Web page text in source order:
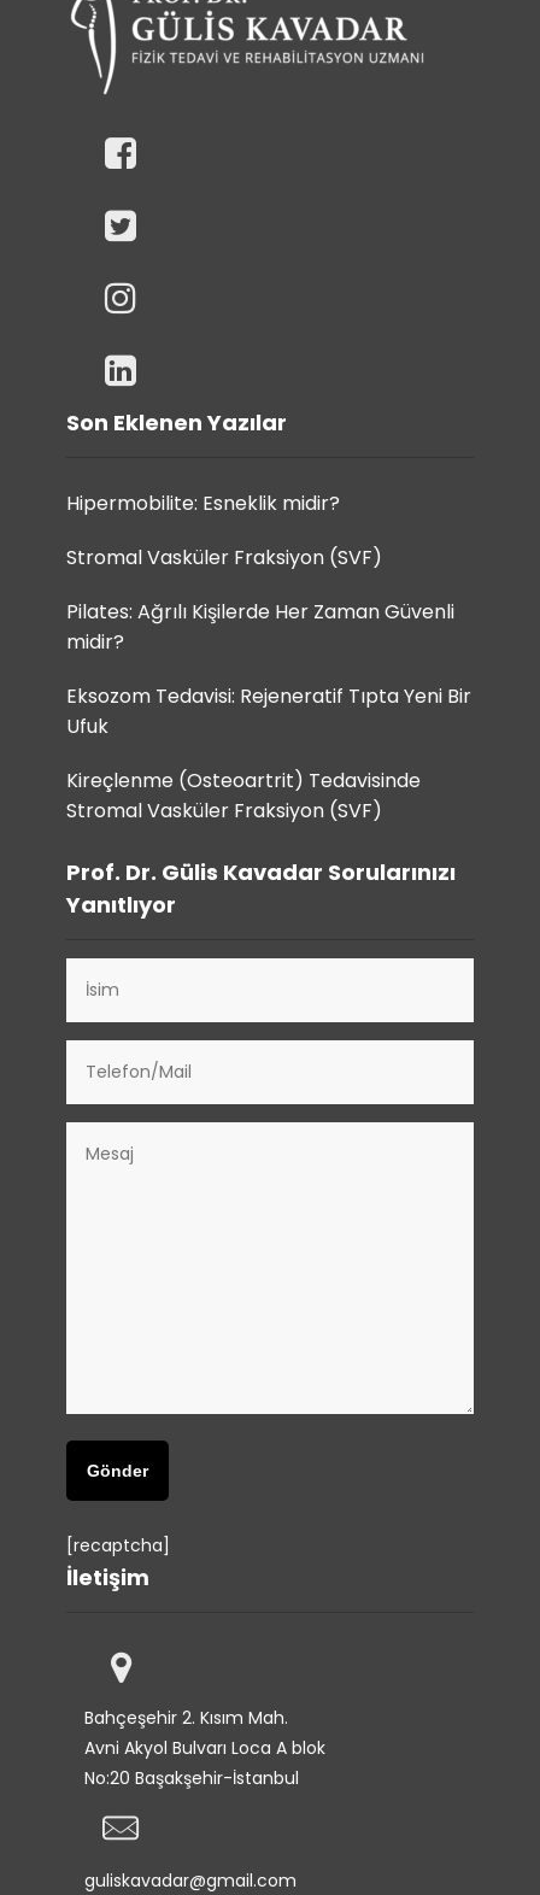
Son Eklenen Yazılar
Hipermobilite: Esneklik midir?
Stromal Vasküler Fraksiyon (SVF)
Pilates: Ağrılı Kişilerde Her Zaman Güvenli
midir?
Eksozom Tedavisi: Rejeneratif Tıpta Yeni Bir
Ufuk
Kireçlenme (Osteoartrit) Tedavisinde
Stromal Vasküler Fraksiyon (SVF)
Prof. Dr. Gülis Kavadar Sorularınızı
Yanıtlıyor
[recaptcha]
İletişim
Bahçeşehir 2. Kısım Mah.
Avni Akyol Bulvarı Loca A blok
No:20 Başakşehir-İstanbul
guliskavadar@gmail.com